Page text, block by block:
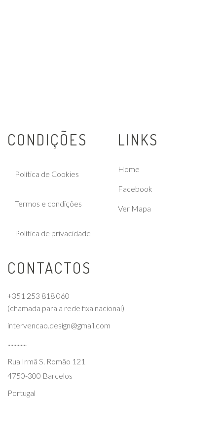
CONDIÇÕES
Política de Cookies
Termos e condições
Política de privacidade
LINKS
Home
Facebook
Ver Mapa
CONTACTOS
+351 253 818 060
(chamada para a rede fixa nacional)
intervencao.design@gmail.com
.............
Rua Irmã S. Romão 121
4750-300 Barcelos
Portugal